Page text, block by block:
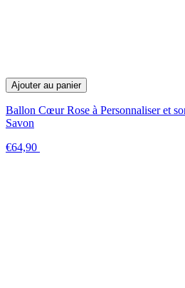
Ajouter au panier
Ballon Cœur Rose à Personnaliser et
Savon
€64,90